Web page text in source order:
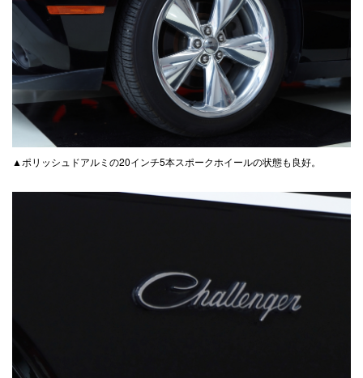
▲ポリッシュドアルミの20インチ5本スポークホイールの状態も良好。